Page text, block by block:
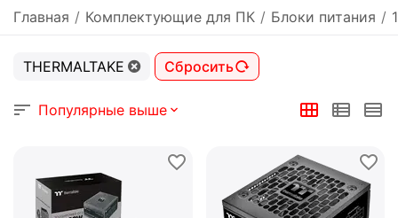
Главная / Комплектующие для ПК / Блоки питания /
THERMALTAKE Сбросить
Популярные выше